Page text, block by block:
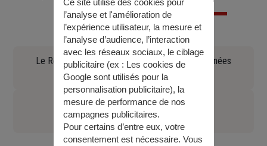
Le Règlement général sur la protection des données
(90.97 KO)
Règlement durabilité
(180.14 KO)
Ce site utilise des cookies pour
l’analyse et l'amélioration de
l’expérience utilisateur, la mesure et
l’analyse d’audience, l’interaction
avec les réseaux sociaux, le ciblage
publicitaire (ex : Les cookies de
Google sont utilisés pour la
personnalisation publicitaire), la
mesure de performance de nos
campagnes publicitaires.
Pour certains d’entre eux, votre
consentement est nécessaire. Vous